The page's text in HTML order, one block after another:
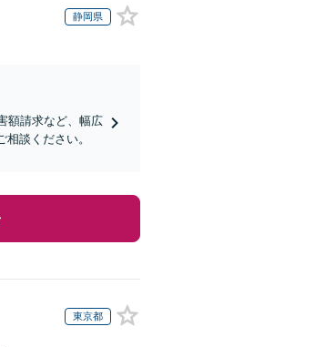
静岡県
額請求など、幅広
談ください。
東京都